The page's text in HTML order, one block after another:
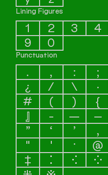
Lining Figures
1 2 3 4
9
0
Punctuation
. , : ;
¿
/ \ ·
#
( ) {
』
- — –
”
‘ ’ ‚
"
' · @
‡
⁚ ⁖ ⁘